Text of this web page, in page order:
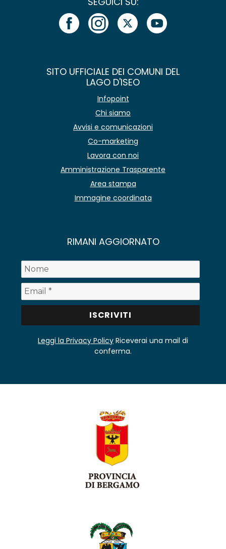
SITO UFFICIALE DEI COMUNI DEL
LAGO D'ISEO
Infopoint
Chi siamo
Avvisi e comunicazioni
Co-marketing
Lavora con noi
Amministrazione Trasparente
Area stampa
Immagine coordinata
RIMANI AGGIORNATO
Leggi la Privacy Policy Riceverai una mail di
conferma.